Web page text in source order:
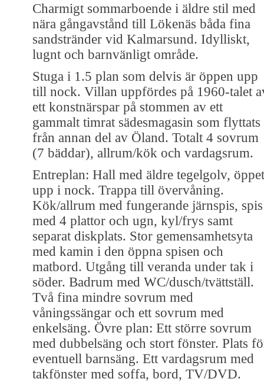
Charmigt sommarboende i äldre stil med
nära gångavstånd till Lökenäs båda fina
sandstränder vid Kalmarsund. Idylliskt,
lugnt och barnvänligt område.
Stuga i 1.5 plan som delvis är öppen upp
till nock. Villan uppfördes på 1960-talet
ett konstnärspar på stommen av ett
gammalt timrat sädesmagasin som flyttats
från annan del av Öland. Totalt 4 sovrum
(7 bäddar), allrum/kök och vardagsrum.
Entreplan: Hall med äldre tegelgolv, öppet
upp i nock. Trappa till övervåning.
Kök/allrum med fungerande järnspis, spis
med 4 plattor och ugn, kyl/frys samt
separat diskplats. Stor gemensamhetsyta
med kamin i den öppna spisen och
matbord. Utgång till veranda under tak i
söder. Badrum med WC/dusch/tvättställ.
Två fina mindre sovrum med
våningssängar och ett sovrum med
enkelsäng. Övre plan: Ett större sovrum
med dubbelsäng och stort fönster. Plats
eventuell barnsäng. Ett vardagsrum med
takfönster med soffa, bord, TV/DVD.